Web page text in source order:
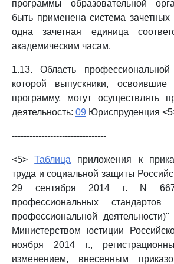
программы образовательной
быть применена система
одна зачетная единица
академическим часам.
1.13. Область профессиональной
которой выпускники, освоившие
программу, могут осуществлять
деятельность: 09 Юриспруденция
--------------------------------
<5>Таблица приложения к
труда и социальной защиты
29 сентября 2014 г. N
профессиональных
профессиональной деятельности)"
Министерством юстиции
ноября 2014 г.,
изменением, внесенным